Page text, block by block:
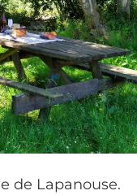
de Lapanouse.